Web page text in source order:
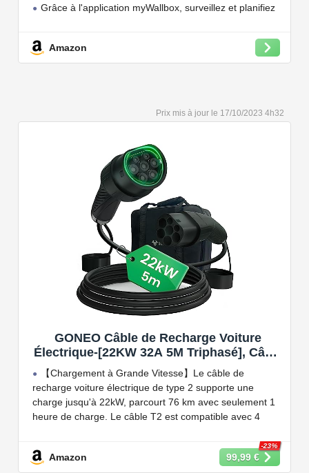
Grâce à l'application myWallbox, surveillez et planifiez
Convient à une installation à l'intérieur et à l'extérieur,
Capacité de charge à puissance réglable jusqu'à 22
kW. Câble de charge Type 2 de 5 ou 7 mètres de long.
Compatible avec tous les compteurs d'énergie Wallbox
permettant d'éviter les pannes de courant, les surprises
sur vos factures d'énergie et de charger votre VE avec
vos panneaux solaires.
Amazon
17/10/2023 4h32
GONEO Câble de Recharge Voiture
Électrique-[22KW 32A 5M Triphasé], Câble
Type 2 à Type 2 EV/PHEV, Câble T2 avec
Sac de Transport, Compatible avec Model
3/S/X/Y, e-208, ID.5, E-Tron, IONIQ 5, Zoe,
etc
【Chargement à Grande Vitesse】Le câble de
recharge voiture électrique de type 2 supporte une
charge jusqu'à 22kW, parcourt 76 km avec seulement 1
heure de charge. Le câble T2 est compatible avec 4
【Conception Sécurisée】Nos câbles type 2 vous
Amazon 99,99 €
-23%